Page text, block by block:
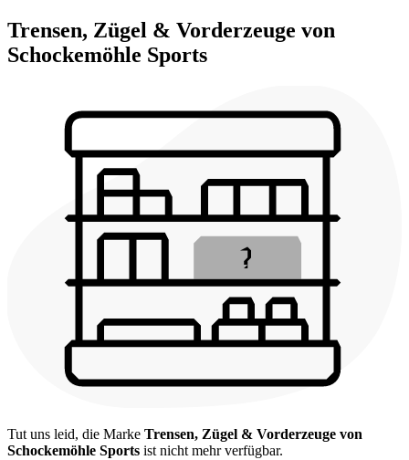
Trensen, Zügel & Vorderzeuge von
Schockemöhle Sports
Tut uns leid, die Marke Trensen, Zügel & Vorderzeuge von
Schockemöhle Sports ist nicht mehr verfügbar.